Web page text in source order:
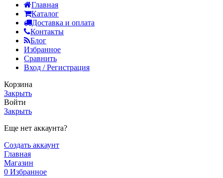
Главная
Каталог
Доставка и оплата
Контакты
Блог
Избранное
Сравнить
Вход / Регистрация
Корзина
Закрыть
Войти
Закрыть
Еще нет аккаунта?
Создать аккаунт
Главная
Магазин
0 Избранное